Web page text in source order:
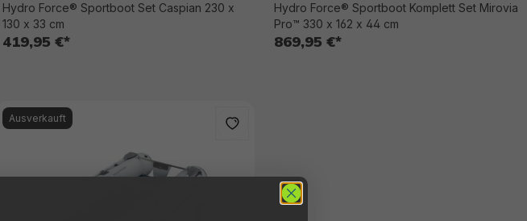
Hydro Force® Sportboot Set Caspian 230 x
130 x 33 cm
419,95 €*
Hydro Force® Sportboot Komplett Set Mirovia
Pro™ 330 x 162 x 44 cm
869,95 €*
Ausverkauft